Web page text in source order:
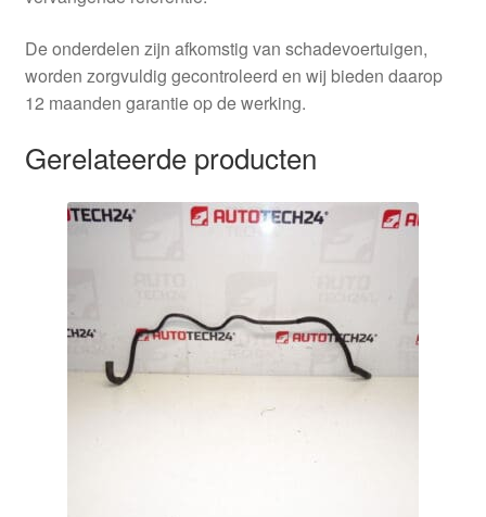
De onderdelen zijn afkomstig van schadevoertuigen,
worden zorgvuldig gecontroleerd en wij bieden daarop
12 maanden garantie op de werking.
Gerelateerde producten